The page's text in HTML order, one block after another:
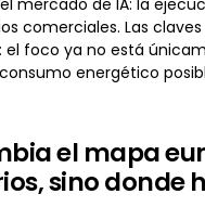
mercado de IA: la
comerciales. Las
el foco ya no está
energético
el mapa
sino donde